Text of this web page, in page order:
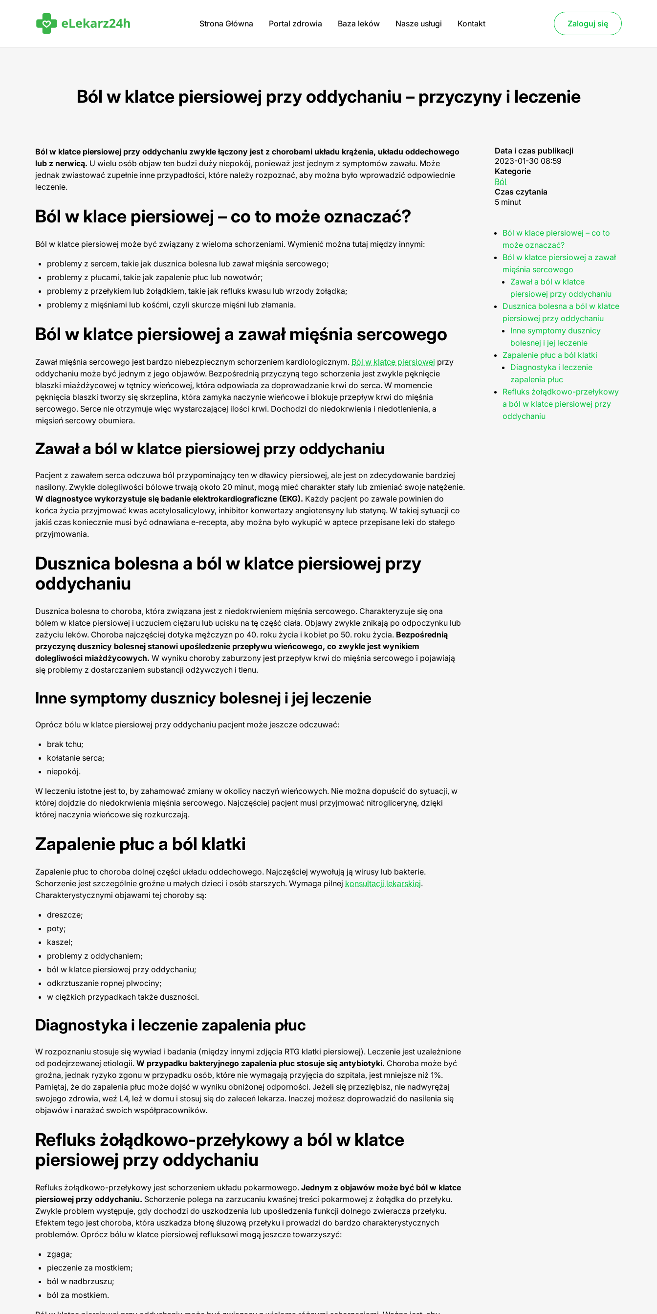
Strona Główna Portal zdrowia Baza leków Nasze usługi Kontakt Zaloguj się
Ból w klatce piersiowej przy oddychaniu – przyczyny i leczenie
Data i czas publikacji
2023-01-30 08:59
Kategorie
Ból
Czas czytania
5 minut
Ból w klace piersiowej – co to
może oznaczać?
Ból w klatce piersiowej a zawał
mięśnia sercowego
Zawał a ból w klatce
piersiowej przy oddychaniu
Dusznica bolesna a ból w klatce
piersiowej przy oddychaniu
Inne symptomy dusznicy
bolesnej i jej leczenie
Zapalenie płuc a ból klatki
Diagnostyka i leczenie
zapalenia płuc
Refluks żołądkowo-przełykowy
a ból w klatce piersiowej przy
oddychaniu
Ból w klatce piersiowej przy oddychaniu zwykle łączony jest z chorobami układu krążenia, układu oddechowego
lub z nerwicą. U wielu osób objaw ten budzi duży niepokój, ponieważ jest jednym z symptomów zawału. Może
jednak zwiastować zupełnie inne przypadłości, które należy rozpoznać, aby można było wprowadzić odpowiednie
leczenie.
Ból w klace piersiowej – co to może oznaczać?
Ból w klatce piersiowej może być związany z wieloma schorzeniami. Wymienić można tutaj między innymi:
problemy z sercem, takie jak dusznica bolesna lub zawał mięśnia sercowego;
problemy z płucami, takie jak zapalenie płuc lub nowotwór;
problemy z przełykiem lub żołądkiem, takie jak refluks kwasu lub wrzody żołądka;
problemy z mięśniami lub kośćmi, czyli skurcze mięśni lub złamania.
Ból w klatce piersiowej a zawał mięśnia sercowego
Zawał mięśnia sercowego jest bardzo niebezpiecznym schorzeniem kardiologicznym. Ból w klatce piersiowej przy
oddychaniu może być jednym z jego objawów. Bezpośrednią przyczyną tego schorzenia jest zwykle pęknięcie
blaszki miażdżycowej w tętnicy wieńcowej, która odpowiada za doprowadzanie krwi do serca. W momencie
pęknięcia blaszki tworzy się skrzeplina, która zamyka naczynie wieńcowe i blokuje przepływ krwi do mięśnia
sercowego. Serce nie otrzymuje więc wystarczającej ilości krwi. Dochodzi do niedokrwienia i niedotlenienia, a
mięsień sercowy obumiera.
Zawał a ból w klatce piersiowej przy oddychaniu
Pacjent z zawałem serca odczuwa ból przypominający ten w dławicy piersiowej, ale jest on zdecydowanie bardziej
nasilony. Zwykle dolegliwości bólowe trwają około 20 minut, mogą mieć charakter stały lub zmieniać swoje natężenie.
W diagnostyce wykorzystuje się badanie elektrokardiograficzne (EKG). Każdy pacjent po zawale powinien do
końca życia przyjmować kwas acetylosalicylowy, inhibitor konwertazy angiotensyny lub statynę. W takiej sytuacji co
jakiś czas koniecznie musi być odnawiana e-recepta, aby można było wykupić w aptece przepisane leki do stałego
przyjmowania.
Dusznica bolesna a ból w klatce piersiowej przy
oddychaniu
Dusznica bolesna to choroba, która związana jest z niedokrwieniem mięśnia sercowego. Charakteryzuje się ona
bólem w klatce piersiowej i uczuciem ciężaru lub ucisku na tę część ciała. Objawy zwykle znikają po odpoczynku lub
zażyciu leków. Choroba najczęściej dotyka mężczyzn po 40. roku życia i kobiet po 50. roku życia. Bezpośrednią
przyczynę dusznicy bolesnej stanowi upośledzenie przepływu wieńcowego, co zwykle jest wynikiem
dolegliwości miażdżycowych. W wyniku choroby zaburzony jest przepływ krwi do mięśnia sercowego i pojawiają
się problemy z dostarczaniem substancji odżywczych i tlenu.
Inne symptomy dusznicy bolesnej i jej leczenie
Oprócz bólu w klatce piersiowej przy oddychaniu pacjent może jeszcze odczuwać:
brak tchu;
kołatanie serca;
niepokój.
W leczeniu istotne jest to, by zahamować zmiany w okolicy naczyń wieńcowych. Nie można dopuścić do sytuacji, w
której dojdzie do niedokrwienia mięśnia sercowego. Najczęściej pacjent musi przyjmować nitroglicerynę, dzięki
której naczynia wieńcowe się rozkurczają.
Zapalenie płuc a ból klatki
Zapalenie płuc to choroba dolnej części układu oddechowego. Najczęściej wywołują ją wirusy lub bakterie.
Schorzenie jest szczególnie groźne u małych dzieci i osób starszych. Wymaga pilnej konsultacji lekarskiej.
Charakterystycznymi objawami tej choroby są:
dreszcze;
poty;
kaszel;
problemy z oddychaniem;
ból w klatce piersiowej przy oddychaniu;
odkrztuszanie ropnej plwociny;
w ciężkich przypadkach także duszności.
Diagnostyka i leczenie zapalenia płuc
W rozpoznaniu stosuje się wywiad i badania (między innymi zdjęcia RTG klatki piersiowej). Leczenie jest uzależnione
od podejrzewanej etiologii. W przypadku bakteryjnego zapalenia płuc stosuje się antybiotyki. Choroba może być
groźna, jednak ryzyko zgonu w przypadku osób, które nie wymagają przyjęcia do szpitala, jest mniejsze niż 1%.
Pamiętaj, że do zapalenia płuc może dojść w wyniku obniżonej odporności. Jeżeli się przeziębisz, nie nadwyrężaj
swojego zdrowia, weź L4, leż w domu i stosuj się do zaleceń lekarza. Inaczej możesz doprowadzić do nasilenia się
objawów i narażać swoich współpracowników.
Refluks żołądkowo-przełykowy a ból w klatce
piersiowej przy oddychaniu
Refluks żołądkowo-przełykowy jest schorzeniem układu pokarmowego. Jednym z objawów może być ból w klatce
piersiowej przy oddychaniu. Schorzenie polega na zarzucaniu kwaśnej treści pokarmowej z żołądka do przełyku.
Zwykle problem występuje, gdy dochodzi do uszkodzenia lub upośledzenia funkcji dolnego zwieracza przełyku.
Efektem tego jest choroba, która uszkadza błonę śluzową przełyku i prowadzi do bardzo charakterystycznych
problemów. Oprócz bólu w klatce piersiowej refluksowi mogą jeszcze towarzyszyć:
zgaga;
pieczenie za mostkiem;
ból w nadbrzuszu;
ból za mostkiem.